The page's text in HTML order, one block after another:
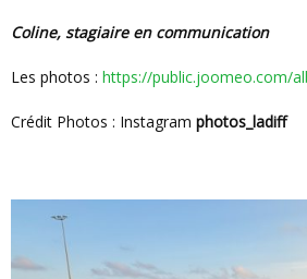
Coline, stagiaire en communication
Les photos : https://public.joomeo.com/
Crédit Photos : Instagram photos_ladiff